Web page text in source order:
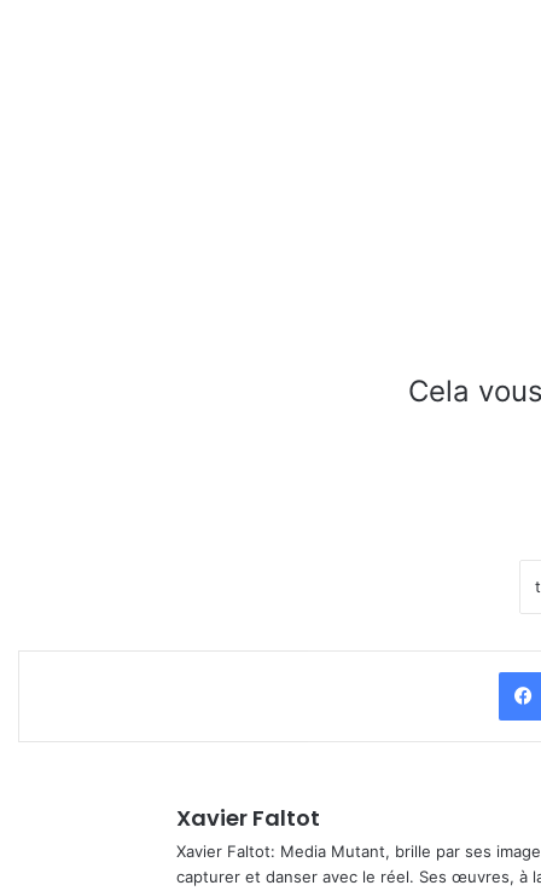
Cela
Xavier Faltot
Xavier Faltot: Media Mutant, brille par ses
capturer et danser avec le réel. Ses œuvres, à